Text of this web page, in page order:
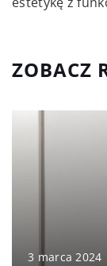
ZOBACZ
3 marca 2024